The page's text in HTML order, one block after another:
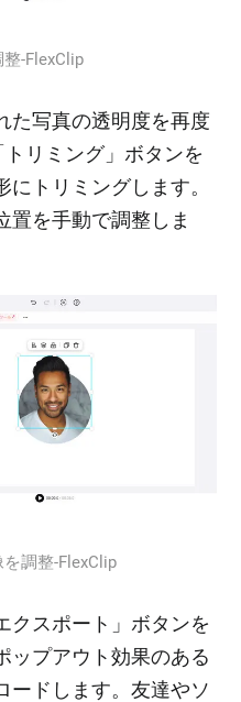
‐FlexClip
た写真の透明度を再度
リミング」ボタンを
にトリミングします。
置を手動で調整しま
調整‐FlexClip
クスポート」ボタンを
ップアウト効果のある
ードします。友達やソ